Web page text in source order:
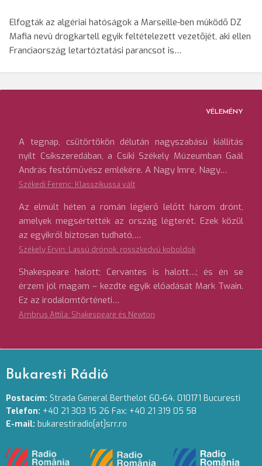
Elfogták az algériai hatóságok a Marseille-ben mûködõ DZ
Mafia nevû drogkartell egyik feltételezett vezetõjét, aki ellen
Franciaország letartóztatási parancsot is…
VÉLEMÉNY
A tegnap, csütörtökön délután nagyszabású kiállítás
nyílt Csíkszeredában, a Csíki Székely Múzeumban Gaál
András festőművész emlékére. A Nagy Imre, Nagy…
Székedi Ferenc: Klasszikussá vált
Az elmúlt héten a román légierő lelőtt három drónt,
amelyek megsértették az ország légterét. Ezek közül
az egyikről biztosan tudható,…
Székely Ervin: Lassú drónok, rosszkedvű koboldok
Shakespeare halott; Cervantes is halott…; és én se
érzem jól magam – kezdte egyik előadását Mark Twain.
Ez az irodalomtörténeti…
Ambrus Attila: Shakespeare és Newton
Bukaresti Rádió
Postacím: Strada General Berthelot 60-64. 010171 Bucuresti
Telefon: +40 21 303 15 26 Fax: +40 21 319 05 58
E-mail: bukarestiradio[at]srr.ro